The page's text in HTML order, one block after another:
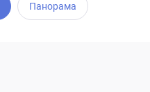
Панорама